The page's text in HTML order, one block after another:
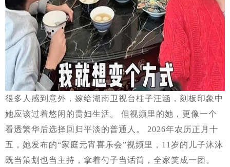
很多人感到意外，嫁给湖南卫视台柱子汪涵，刻板印象中
她应该过着悠闲的贵妇生活。 但视频里的她，更像一个
看透繁华后选择回归平淡的普通人。 2026年农历正月十
五，她发布的“家庭元宵喜乐会”视频里，11岁的儿子沐沐
既当策划也当主持，拿着勺子当话筒，全家笑成一团。